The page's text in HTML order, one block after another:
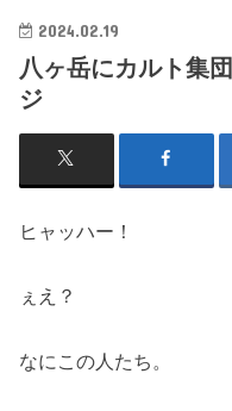
2024.02.19
八ヶ岳にカルト集
ジ
ヒャッハー！
ぇえ？
なにこの人たち。